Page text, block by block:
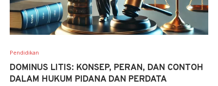
Pendidikan
DOMINUS LITIS: KONSEP, PERAN, DAN CONTOH
DALAM HUKUM PIDANA DAN PERDATA